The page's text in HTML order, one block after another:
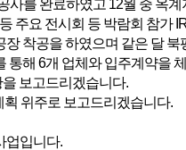
사를 완료하였고 12월 중 옥
주요 전시회 등 박람회 참가
착공을 하였으며 같은 달
통해 6개 업체와 입주계약을
보고드리겠습니다.
위주로 보고드리겠습니다.
업입니다.